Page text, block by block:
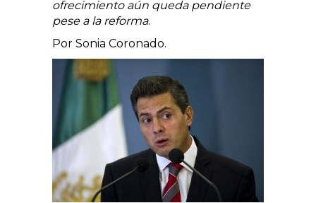
ofrecimiento aún queda pendiente
pese a la reforma.
Por Sonia Coronado.